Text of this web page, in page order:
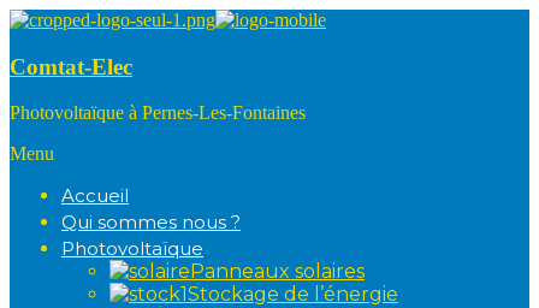
Comtat-Elec
Photovoltaïque à Pernes-Les-Fontaines
Menu
Accueil
Qui sommes nous ?
Photovoltaïque
Panneaux solaires
Stockage de l’énergie